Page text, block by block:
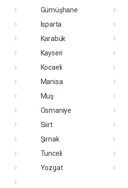
Gümüşhane
Isparta
Karabük
Kayseri
Kocaeli
Manisa
Muş
Osmaniye
Siirt
Şırnak
Tunceli
Yozgat